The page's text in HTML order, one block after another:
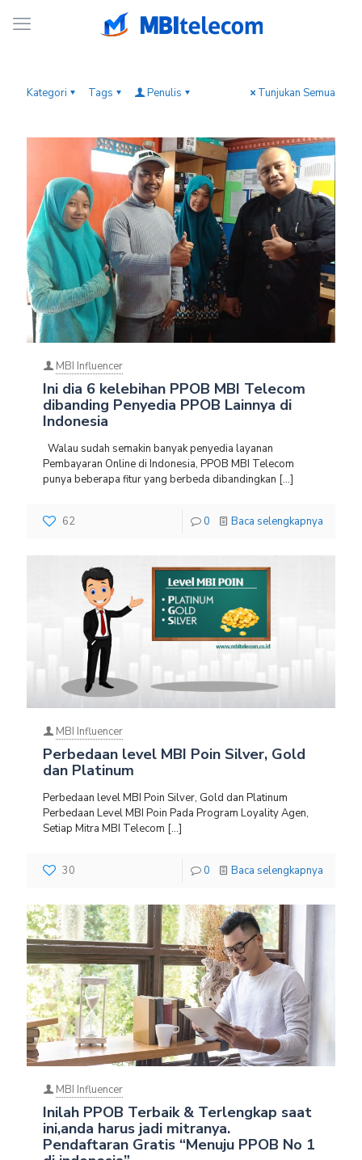
Kategori Tags Penulis Tunjukan Semua
MBI Influencer
Ini dia 6 kelebihan PPOB MBI Telecom
dibanding Penyedia PPOB Lainnya di
Indonesia
Walau sudah semakin banyak penyedia layanan
Pembayaran Online di Indonesia, PPOB MBI Telecom
punya beberapa fitur yang berbeda dibandingkan […]
62 0 Baca selengkapnya
MBI Influencer
Perbedaan level MBI Poin Silver, Gold
dan Platinum
Perbedaan level MBI Poin Silver, Gold dan Platinum
Perbedaan Level MBI Poin Pada Program Loyality Agen,
Setiap Mitra MBI Telecom […]
30 0 Baca selengkapnya
MBI Influencer
Inilah PPOB Terbaik & Terlengkap saat
ini,anda harus jadi mitranya.
Pendaftaran Gratis “Menuju PPOB No 1